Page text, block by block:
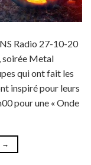
Radio 27-10-20
soirée Metal
qui ont fait les
inspiré pour leurs
pour une « Onde
→